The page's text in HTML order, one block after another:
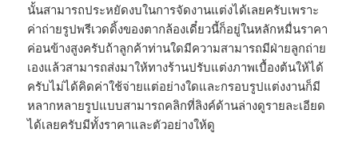
นั้นสามารถประหยัดงบในการจัดงานแต่งได้เลยครับเพราะ
ค่าถ่ายรูปพรีเวดดิ้งของตากล้องเดี๋ยวนี้ก็อยู่ในหลักหมื่นราคา
ค่อนข้างสูงครับถ้าลูกค้าท่านใดมีความสามารถมีฝ่ายลูกถ่าย
เองแล้วสามารถส่งมาให้ทางร้านปรับแต่งภาพเบื้องต้นให้ได้
ครับไม่ได้คิดค่าใช้จ่ายแต่อย่างใดและกรอบรูปแต่งงานก็มี
หลากหลายรูปแบบสามารถคลิกที่ลิงค์ด้านล่างดูรายละเอียด
ได้เลยครับมีทั้งราคาและตัวอย่างให้ดู